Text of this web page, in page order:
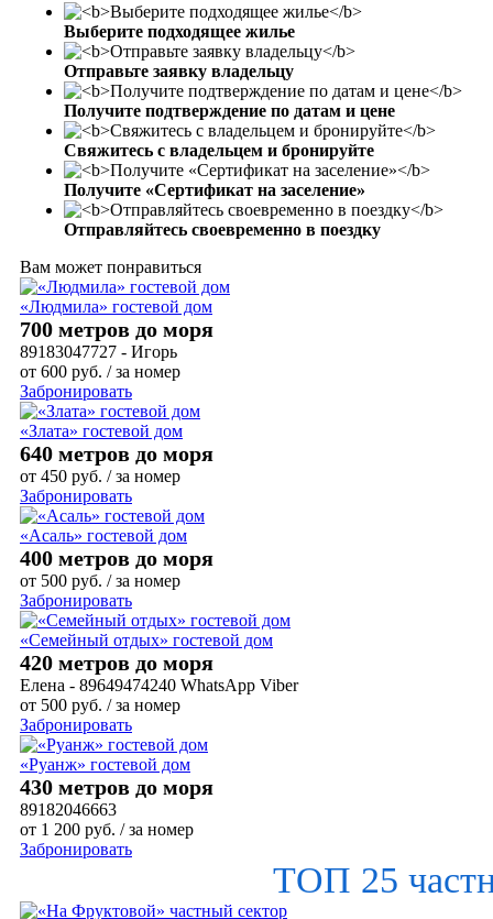
Выберите подходящее жилье
Отправьте заявку владельцу
Получите подтверждение по датам и цене
Свяжитесь с владельцем и бронируйте
Получите «Сертификат на заселение»
Отправляйтесь своевременно в поездку
Вам может понравиться
«Людмила» гостевой дом
700 метров до моря
89183047727 - Игорь
от 600 руб. / за номер
Забронировать
«Злата» гостевой дом
640 метров до моря
от 450 руб. / за номер
Забронировать
«Асаль» гостевой дом
400 метров до моря
от 500 руб. / за номер
Забронировать
«Семейный отдых» гостевой дом
420 метров до моря
Елена - 89649474240 WhatsApp Viber
от 500 руб. / за номер
Забронировать
«Руанж» гостевой дом
430 метров до моря
89182046663
от 1 200 руб. / за номер
Забронировать
ТОП 25